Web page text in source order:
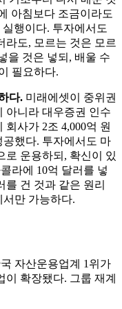
아침보다 조금이라도
행이다. 투자에서도
라도, 모르는 것은 모르
을 것은 넣되, 배울 수
필요하다.
다. 미래에셋이 중위권
아니라 대우증권 인수
사가 2조 4,000억 원
했다. 투자에서도 마
로 운용하되, 확신이 있
라에 10억 달러를 넣
를 건 것과 같은 원리
만 가능하다.
자산운용업계 1위가
확장됐다. 그룹 재계